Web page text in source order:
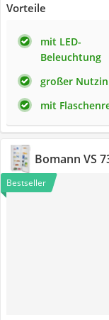
Vorteile
mit LED-
Beleuchtung
großer
mit
Bomann VS
Bestseller